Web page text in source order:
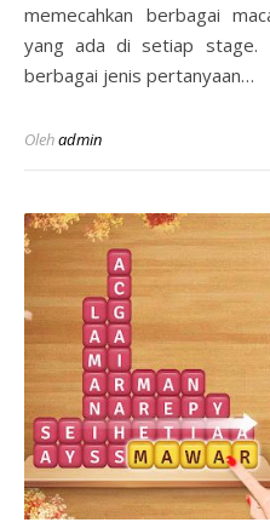
memecahkan berbagai
yang ada di setiap stage.
berbagai jenis pertanyaan…
Olehadmin